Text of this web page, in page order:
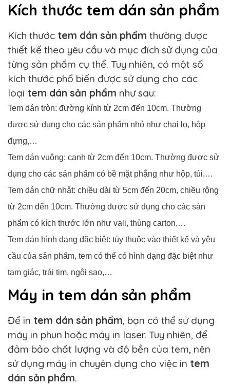
Kích thước tem dán sản phẩm
Kích thước tem dán sản phẩm thường được
thiết kế theo yêu cầu và mục đích sử dụng của
từng sản phẩm cụ thể. Tuy nhiên, có một số
kích thước phổ biến được sử dụng cho các
loại tem dán sản phẩm như sau:
Tem dán tròn: đường kính từ 2cm đến 10cm. Thường
được sử dụng cho các sản phẩm nhỏ như chai lọ, hộp
đựng,…
Tem dán vuông: cạnh từ 2cm đến 10cm. Thường được sử
dụng cho các sản phẩm có bề mặt phẳng như hộp, túi,…
Tem dán chữ nhật: chiều dài từ 5cm đến 20cm, chiều rộng
từ 2cm đến 10cm. Thường được sử dụng cho các sản
phẩm có kích thước lớn như vali, thùng carton,…
Tem dán hình dạng đặc biệt: tùy thuộc vào thiết kế và yêu
cầu của sản phẩm, tem có thể có hình dạng đặc biệt như
tam giác, trái tim, ngôi sao,…
Máy in tem dán sản phẩm
Để in tem dán sản phẩm, bạn có thể sử dụng
máy in phun hoặc máy in laser. Tuy nhiên, để
đảm bảo chất lượng và độ bền của tem, nên
sử dụng máy in chuyên dụng cho việc in tem
dán sản phẩm.